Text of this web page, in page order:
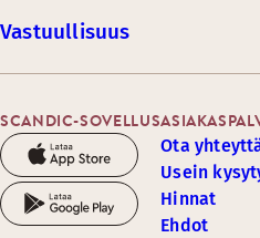
Vastuullisuus
SCANDIC-SOVELLUS
Ota
Usein
Hinnat
Ehdot